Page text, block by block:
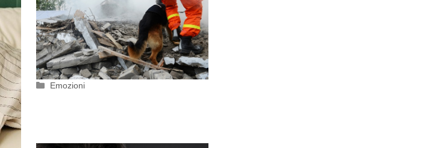
Categorie
Emozioni